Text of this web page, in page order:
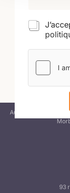
*
Audicer Conseil est
93